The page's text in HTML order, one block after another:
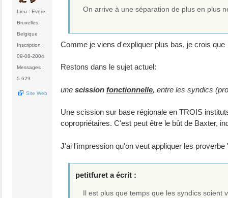
Lieu : Evere,
Bruxelles,
Belgique
Inscription :
09-08-2004
Messages :
5 629
Site Web
On arrive à une séparation de plus en plus
Comme je viens d'expliquer plus bas, je crois
Restons dans le sujet actuel:
une scission fonctionnelle, entre les syndics
Une scission sur base régionale en TROIS
copropriétaires. C'est peut être le bût de Baxter,
J'ai l'impression qu'on veut appliquer les proverbe
petitfuret a écrit :
Il est plus que temps que les syndics